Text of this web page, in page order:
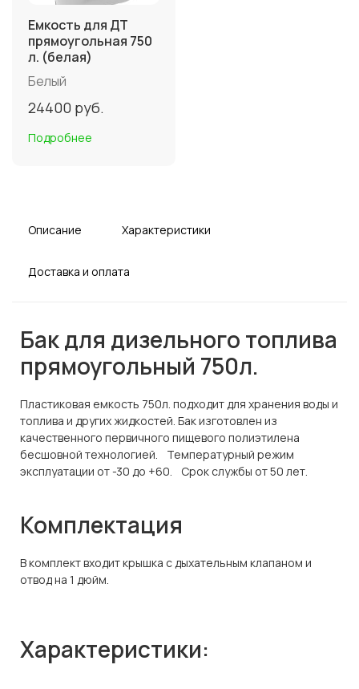
Емкость для ДТ
прямоугольная 750
л. (белая)
Белый
24400 руб.
Подробнее
Описание Характеристики
Доставка и оплата
Бак для дизельного топлива
прямоугольный 750л.
Пластиковая емкость 750л. подходит для хранения воды и
топлива и других жидкостей. Бак изготовлен из
качественного первичного пищевого полиэтилена
бесшовной технологией. Температурный режим
эксплуатации от -30 до +60. Срок службы от 50 лет.
Комплектация
В комплект входит крышка с дыхательным клапаном и
отвод на 1 дюйм.
Характеристики: